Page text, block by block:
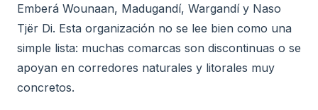
Emberá Wounaan, Madugandí, Wargandí y Naso
Tjër Di. Esta organización no se lee bien como una
simple lista: muchas comarcas son discontinuas o se
apoyan en corredores naturales y litorales muy
concretos.